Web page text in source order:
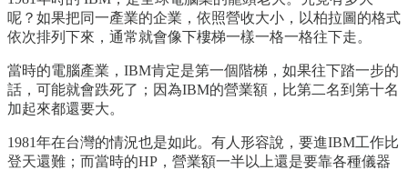
呢？如果把同一產業的企業，依照營收大小，以柏拉圖的格式
依次排列下來，通常就會像下樓梯一樣一格一格往下走。
當時的電腦產業，IBM肯定是第一個階梯，如果往下踏一步的
話，可能就會跌死了；因為IBM的營業額，比第二名到第十名
加起來都還要大。
1981年在台灣的情況也是如此。有人形容說，要進IBM工作比
登天還難；而當時的HP，營業額一半以上還是要靠各種儀器